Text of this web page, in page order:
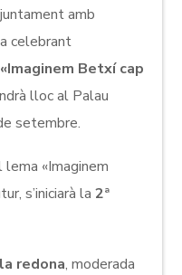
amb
celebrant
Betxí cap
lloc al Palau
setembre.
«Imaginem
s’iniciarà la2ª
redona, moderada